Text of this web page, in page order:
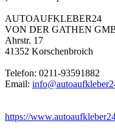
AUTOAUFKLEBER24
VON DER GATHEN
Ahrstr. 17
41352 Korschenbroich
Telefon: 0211-93591882
Email:
https://